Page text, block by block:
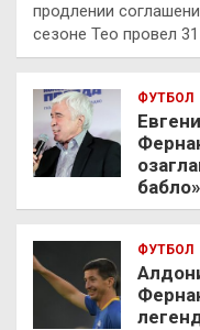
продлении
сезоне Тео провел
ФУТБОЛ
бабло»
ФУТБОЛ